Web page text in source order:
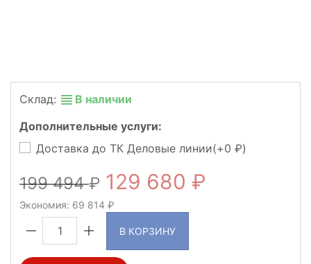
Склад:
В наличии
Дополнительные услуги:
Доставка до ТК Деловые линии(+0 )
199 494 129 680
Экономия: 69 814
В КОРЗИНУ